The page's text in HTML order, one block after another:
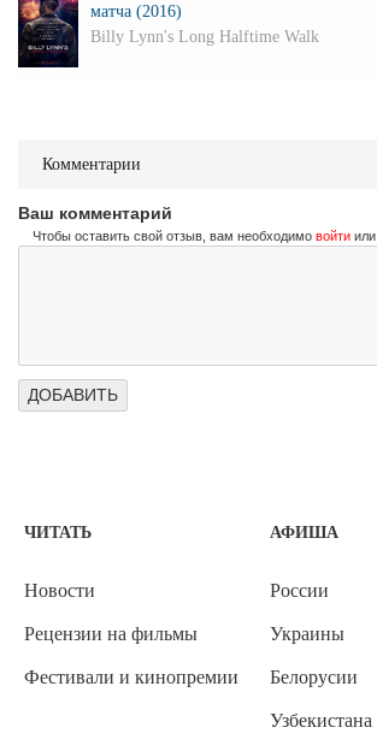
матча (2016)
Billy Lynn's Long Halftime Walk
Комментарии
Ваш комментарий
Чтобы оставить свой отзыв, вам необходимо войти или
ЧИТАТЬ
Новости
Рецензии на фильмы
Фестивали и кинопремии
АФИША
России
Украины
Белорусии
Узбекистана